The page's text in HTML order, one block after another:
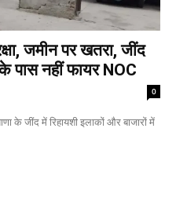
जमीन पर खतरा, जींद
पास नहीं फायर NOC
0
के जींद में रिहायशी इलाकों और बाजारों में